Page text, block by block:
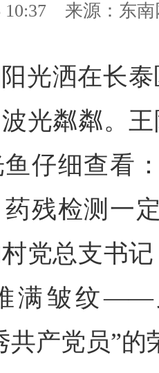
10:37 来源：东南
光洒在长
光粼粼。
仔细查看
残检测一
党总支书
满皱纹——
共产党员”的